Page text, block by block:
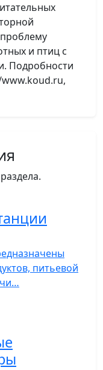
и птиц с
Подробности
питьевой